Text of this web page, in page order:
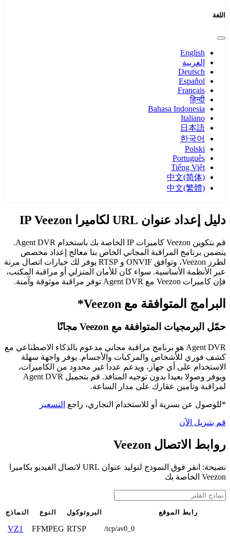
اللغة
English
العربية
Deutsch
Español
Français
हिन्दी
Bahasa Indonesia
Italiano
日本語
한국어
Polski
Português
Tiếng Việt
中文(简体)
中文(繁體)
دليل إعداد عنوان URL لكاميرا IP Veezon
قم بتكوين Veezon كاميرات IP الخاصة بك باستخدام Agent DVR.
يتضمن برنامج المراقبة المجاني الخاص بنا معالج إعداد مخصص
لطرز Veezon، وتوافق ONVIF و RTSP يوفر لك خيارات اتصال مرنة
عبر الأنظمة الأساسية. سواء كان للأمان المنزلي أو مراقبة المكتب،
فإن كاميرات Veezon مع Agent DVR توفر مراقبة موثوقة وآمنة.
البرامج المتوافقة مع Veezon*
حمّل البرمجيات المتوافقة مع Veezon مجانًا
Agent DVR هو برنامج مراقبة مجاني مدعوم بالذكاء الاصطناعي مع
كشف فوري للأشخاص والمركبات والأجسام. يوفر واجهة سهلة
الاستخدام على أي جهاز، ويدعم عددا غير محدود من الكاميرات،
ويوفر وصولا بعيدا بدون توجيه المنافذ. قم بتحميل Agent DVR
لمراقبة وتأمين عقارك على مدار الساعة.
*للوصول عن بسرية أو للاستخدام التجاري، راجع التسعير
قم بتنزيل الآن
روابط الاتصال Veezon
نصيحة: انقر فوق النموذج لتوليد عنوان URL لاتصال الفيديو بكاميرا
Veezon الخاصة بك
النماذج النوع البروتوكول رابط الموقع
VZ1 FFMPEG RTSP /tcp/av0_0